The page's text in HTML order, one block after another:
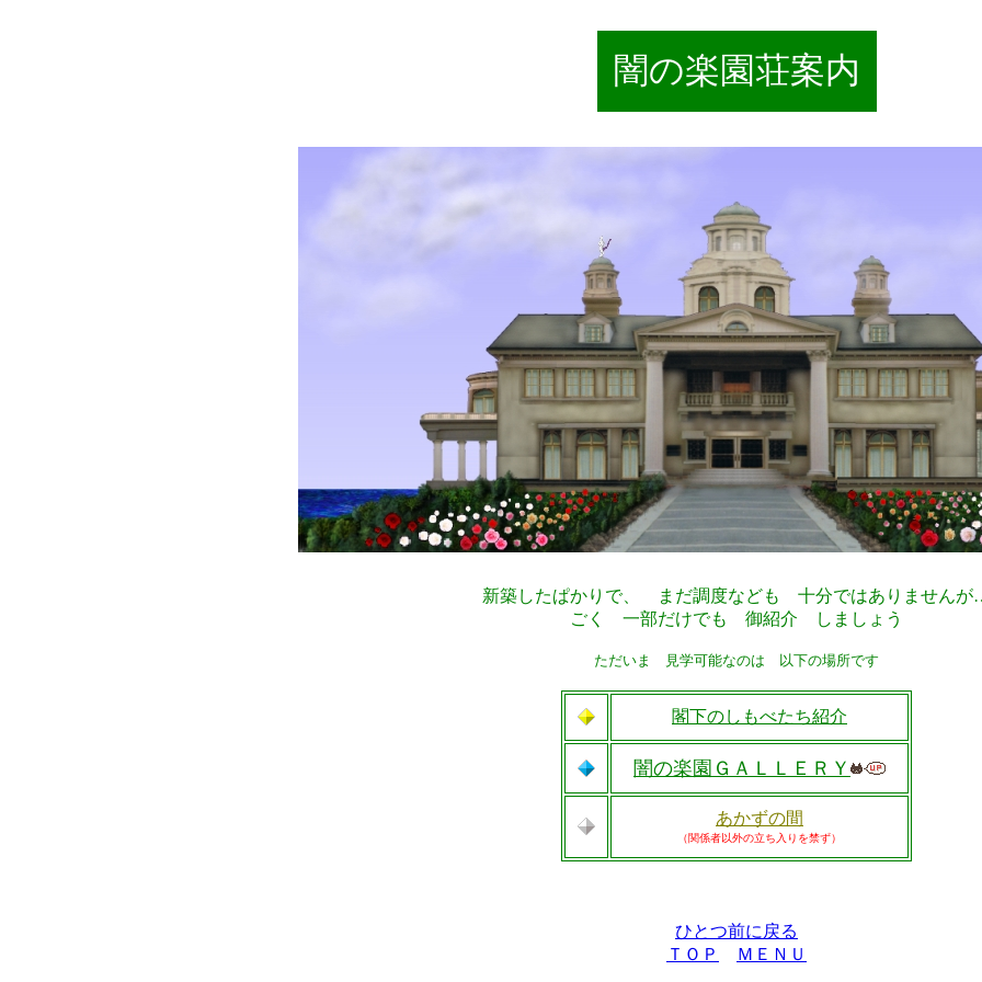
闇の楽園荘案内
新築したぱかりで、 まだ調度なども 十分ではありません
ごく 一部だけでも 御紹介 しましょう
ただいま 見学可能なのは 以下の場所です
閣下のしもべたち紹介
闇の楽園ＧＡＬＬＥＲＹ
あかずの間
（関係者以外の立ち入りを禁ず）
ひとつ前に戻る
ＴＯＰ
ＭＥＮＵ